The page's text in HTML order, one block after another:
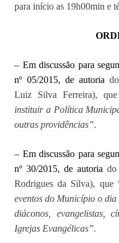
para início as 19h00min e
– Em discussão para
nº 05/2015, de autoria
Luiz Silva Ferreira),
instituir a Política
outras providências”.
– Em discussão para
nº 30/2015, de autoria do
Rodrigues da Silva), que
eventos do Município o dia
diáconos, evangelistas,
Igrejas Evangélicas”.